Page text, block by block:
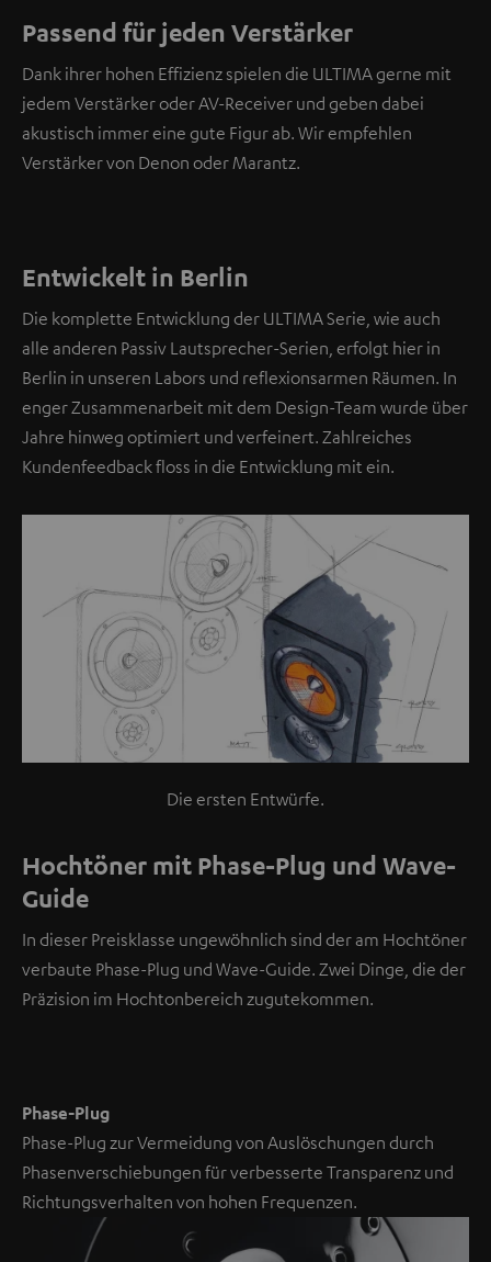
Passend für jeden Verstärker
Dank ihrer hohen Effizienz spielen die ULTIMA gerne mit
jedem Verstärker oder AV-Receiver und geben dabei
akustisch immer eine gute Figur ab. Wir empfehlen
Verstärker von Denon oder Marantz.
Entwickelt in Berlin
Die komplette Entwicklung der ULTIMA Serie, wie auch
alle anderen Passiv Lautsprecher-Serien, erfolgt hier in
Berlin in unseren Labors und reflexionsarmen Räumen. In
enger Zusammenarbeit mit dem Design-Team wurde über
Jahre hinweg optimiert und verfeinert. Zahlreiches
Kundenfeedback floss in die Entwicklung mit ein.
Die ersten Entwürfe.
Hochtöner mit Phase-Plug und Wave-
Guide
In dieser Preisklasse ungewöhnlich sind der am Hochtöner
verbaute Phase-Plug und Wave-Guide. Zwei Dinge, die der
Präzision im Hochtonbereich zugutekommen.
Phase-Plug
Phase-Plug zur Vermeidung von Auslöschungen durch
Phasenverschiebungen für verbesserte Transparenz und
Richtungsverhalten von hohen Frequenzen.